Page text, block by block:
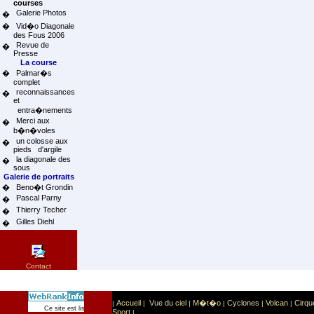
courses
�
Galerie Photos
�
Vid�o Diagonale
des Fous 2006
�
Revue de
Presse
La course
�
Palmar�s
complet
�
reconnaissances
et
entra�nements
�
Merci aux
b�n�voles
�
un colosse aux
pieds d'argile
�
la diagonale des
sous
Galerie de portraits
�
Beno�t Grondin
�
Pascal Parny
�
Thierry Techer
�
Gilles Diehl
Contact
Ce site est list� dans la cat�gorie Sport Sports extr�mes
| Accueil | Vue du ciel | M�t�o | Cyclones | Volcan |
Sport |